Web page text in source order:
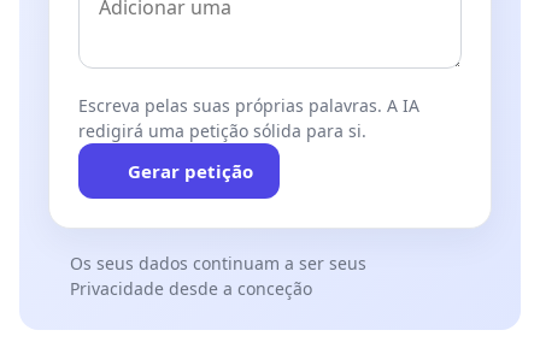
Escreva pelas suas próprias palavras. A IA
redigirá uma petição sólida para si.
Gerar petição
Os seus dados continuam a ser seus
Privacidade desde a conceção